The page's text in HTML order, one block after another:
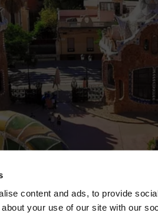
content and ads, to provide
your use of our site with our